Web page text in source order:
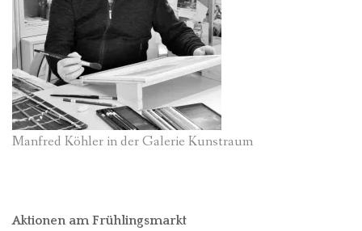
Manfred Köhler in der Galerie Kunstraum
Aktionen am Frühlingsmarkt